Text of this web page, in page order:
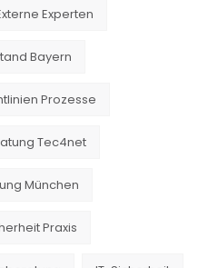
Experten
Bayern
Prozesse
Tec4net
München
Praxis